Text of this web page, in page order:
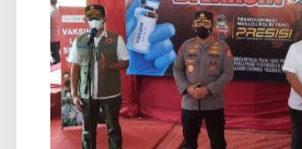
t
V
a
k
s
i